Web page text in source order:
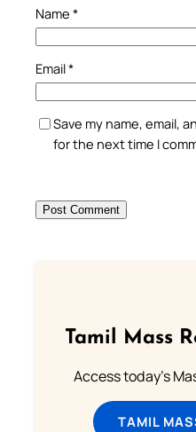
Name *
Email*
Save my name, email,
for the next time I
Tamil Mass
Access today's
TAMIL